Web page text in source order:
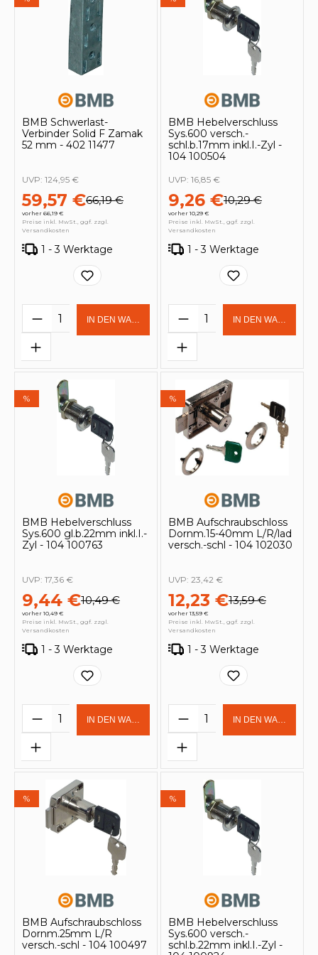
BMB Schwerlast-
Verbinder Solid F Zamak
52 mm - 402 11477
59,57 €66,19 €
vorher 66,19 €
UVP: 124,95 €
Preise inkl. MwSt., ggf. zzgl.
Versandkosten
1 - 3 Werktage
Produkt Anzahl: Gib den
IN DEN WARENKORB
BMB Hebelverschluss
Sys.600 versch.-
schl.b.17mm inkl.I.-Zyl -
104 100504
9,26 €10,29 €
vorher 10,29 €
UVP: 16,85 €
Preise inkl. MwSt., ggf. zzgl.
Versandkosten
1 - 3 Werktage
Produkt Anzahl:
IN DEN
%
BMB Hebelverschluss
Sys.600 gl.b.22mm inkl.I.-
Zyl - 104 100763
9,44 €10,49 €
vorher 10,49 €
UVP: 17,36 €
Preise inkl. MwSt., ggf. zzgl.
Versandkosten
1 - 3 Werktage
Produkt Anzahl: Gib den
IN DEN WARENKORB
%
BMB Aufschraubschloss
Dornm.15-40mm L/R/lad
versch.-schl - 104 102030
12,23 €13,59 €
vorher 13,59 €
UVP: 23,42 €
Preise inkl. MwSt., ggf. zzgl.
Versandkosten
1 - 3 Werktage
Produkt Anzahl:
IN DEN
%
BMB Aufschraubschloss
Dornm.25mm L/R
versch.-schl - 104 100497
%
BMB Hebelverschluss
Sys.600 versch.-
schl.b.22mm inkl.I.-Zyl -